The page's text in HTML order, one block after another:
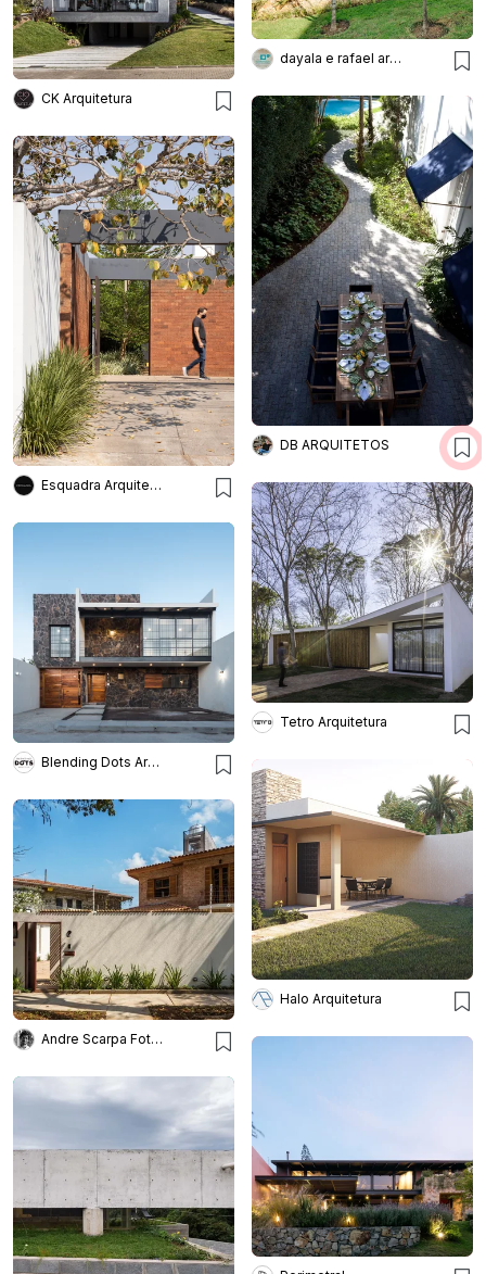
dayala e rafael arquitetos associados
CK Arquitetura
DB ARQUITETOS
Esquadra Arquitetos
Tetro Arquitetura
Blending Dots Arquitectos
Halo Arquitetura
Andre Scarpa Fotografia